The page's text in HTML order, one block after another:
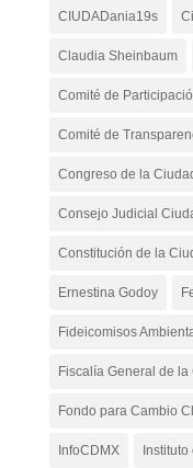
CIUDADania19s
Claudia Sheinbaum
Comité de
Comité de
Congreso de la
Consejo Judicial
Constitución de la
Ernestina Godoy
Fideicomisos
Fiscalía General de
Fondo para Cambio
InfoCDMX